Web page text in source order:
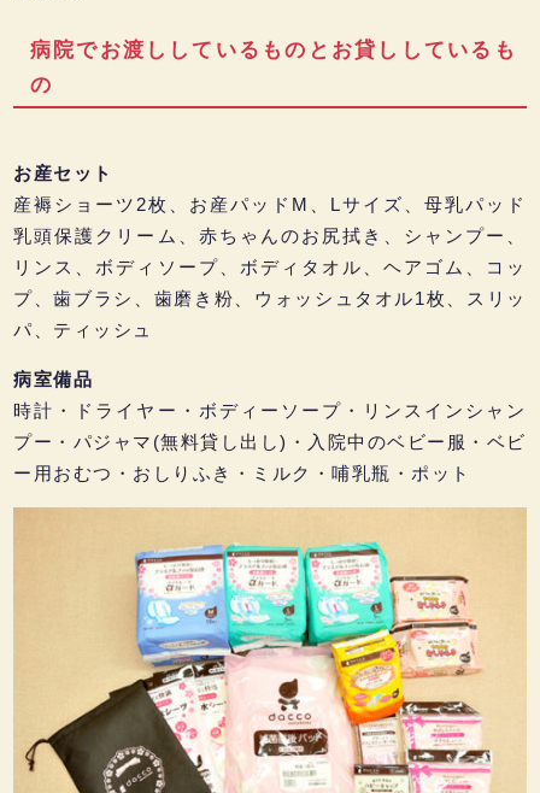
病院でお渡ししているものとお貸ししているも
の
お産セット
産褥ショーツ2枚、お産パッドM、Lサイズ、母乳パッド
乳頭保護クリーム、赤ちゃんのお尻拭き、シャンプー、
リンス、ボディソープ、ボディタオル、ヘアゴム、コッ
プ、歯ブラシ、歯磨き粉、ウォッシュタオル1枚、スリッ
パ、ティッシュ
病室備品
時計・ドライヤー・ボディーソープ・リンスインシャン
プー・パジャマ(無料貸し出し)・入院中のベビー服・ベビ
ー用おむつ・おしりふき・ミルク・哺乳瓶・ポット